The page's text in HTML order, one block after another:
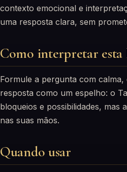
contexto emocional e
uma resposta clara, sem
Como interpretar
Formule a pergunta com calma,
resposta como um espelho: o
bloqueios e possibilidades, mas
nas suas mãos.
Quando usar